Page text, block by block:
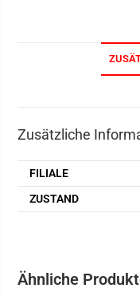
Zusätzliche
FILIALE
ZUSTAND
Ähnliche